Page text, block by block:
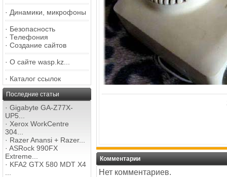
· Динамики, микрофоны
· Безопасность
· Телефония
· Создание сайтов
· О сайте wasp.kz...
· Каталог ссылок
Последние статьи
· Gigabyte GA-Z77X-
UP5...
· Xerox WorkCentre
304...
· Razer Anansi + Razer...
· ASRock 990FX
Extreme...
· KFA2 GTX 580 MDT X4
Комментарии
Нет комментариев.